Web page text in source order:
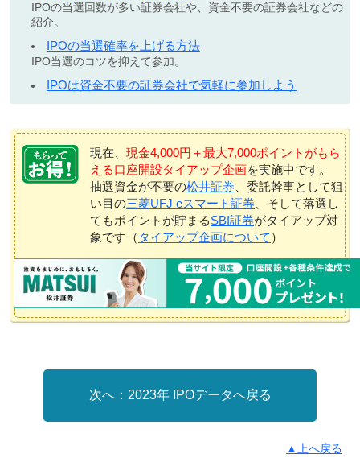
IPOの当選回数が多い証券会社や、資金不要の証券会社などの
紹介。
IPOの当選確率を上げる方法
IPO当選のコツを抑えて参加。
IPOは資金不要の証券会社で気軽に参加しよう
現在、 現金4,000円＋最大7,000ポイントがもら
える口座開設タイアップ企画を実施中です。
抽選資金が不要の松井証券 、委託幹事として狙
い目の三菱UFJ eスマート証券 、そして落選し
てもポイントが貯まるSBI証券がタイアップ対
象です（ タイアップ企画について ）
2023年 IPOデータへ戻る
▲上へ戻る